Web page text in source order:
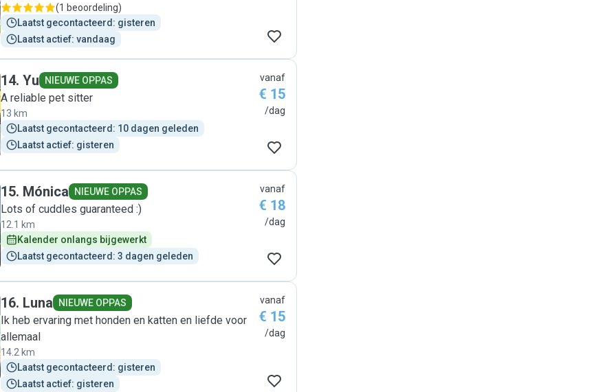
(1 beoordeling)
Laatst gecontacteerd: gisteren
Laatst actief: vandaag
14. Yu NIEUWE OPPAS
A reliable pet sitter
13 km
Laatst gecontacteerd: 10 dagen geleden
Laatst actief: gisteren
vanaf
€ 15
/dag
15. Mónica NIEUWE OPPAS
Lots of cuddles guaranteed :)
12.1 km
Kalender onlangs bijgewerkt
Laatst gecontacteerd: 3 dagen geleden
vanaf
€ 18
/dag
16. Luna NIEUWE OPPAS
Ik heb ervaring met honden en katten en liefde voor
allemaal
14.2 km
Laatst gecontacteerd: gisteren
Laatst actief: gisteren
vanaf
€ 15
/dag